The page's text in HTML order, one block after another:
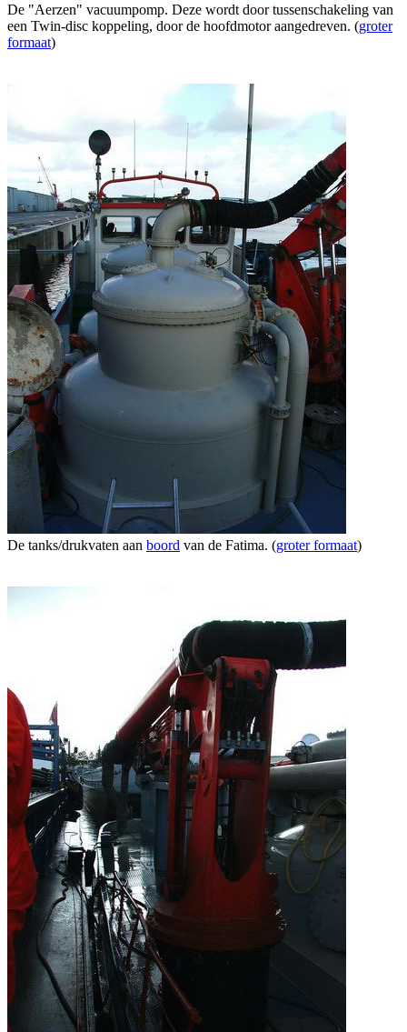
De "Aerzen" vacuumpomp. Deze wordt door tussenschakeling van
een Twin-disc koppeling, door de hoofdmotor aangedreven. (groter
formaat)
De tanks/drukvaten aan boord van de Fatima. (groter formaat)